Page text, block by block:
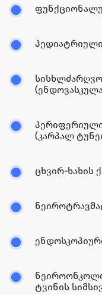
(კარპალ
ცხვირ-ხახის
ტვინის